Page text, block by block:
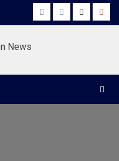
FacebookInstagram
Twitter